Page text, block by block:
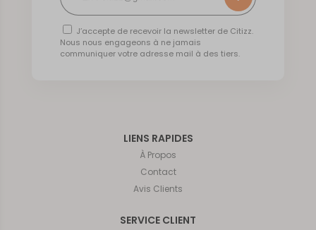
LIENS RAPIDES
À Propos
Contact
Avis Clients
SERVICE CLIENT
J’accepte de recevoir la newsletter de Citizz.
Nous nous engageons à ne jamais
communiquer votre adresse mail à des tiers.